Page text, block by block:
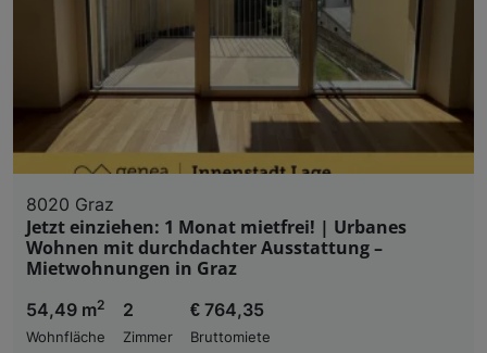
8020 Graz
Jetzt einziehen: 1 Monat mietfrei! | Urbanes
Wohnen mit durchdachter Ausstattung –
Mietwohnungen in Graz
54,49 m2
Wohnfläche
2
Zimmer
€ 764,35
Bruttomiete